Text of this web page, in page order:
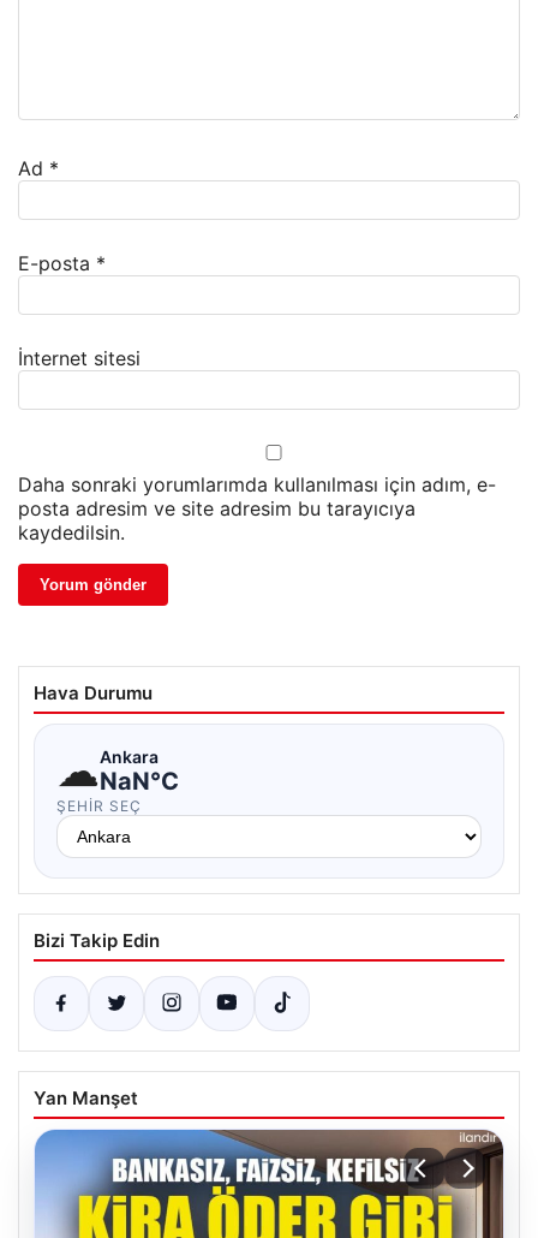
Ad *
E-posta *
İnternet sitesi
Daha sonraki yorumlarımda kullanılması için adım, e-
posta adresim ve site adresim bu tarayıcıya
kaydedilsin.
Hava Durumu
☁Ankara
NaN°C
ŞEHIR SEÇ
Bizi Takip Edin
Yan Manşet